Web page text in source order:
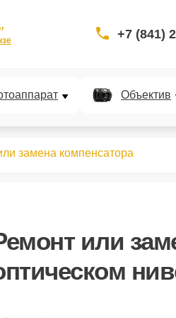
+7 (841)
Объектив
замена компенсатора
или